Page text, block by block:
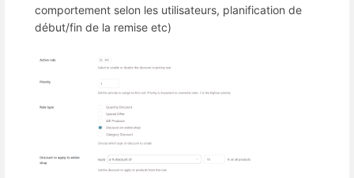
comportement selon les utilisateurs, planification de
début/fin de la remise etc)